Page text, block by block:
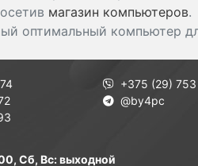
магазин компьютеров.
оптимальный компьютер
+375 (29) 753
@by4pc
Сб, Вс: выходной